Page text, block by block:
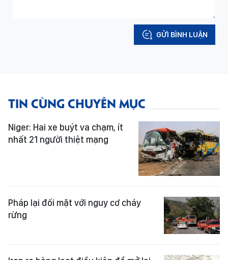
GỬI BÌNH LUẬN
TIN CÙNG CHUYÊN MỤC
Niger: Hai xe buýt va chạm, ít
nhất 21 người thiệt mạng
Pháp lại đối mặt với nguy cơ cháy
rừng